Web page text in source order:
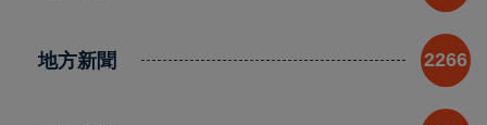
地方新聞 2266